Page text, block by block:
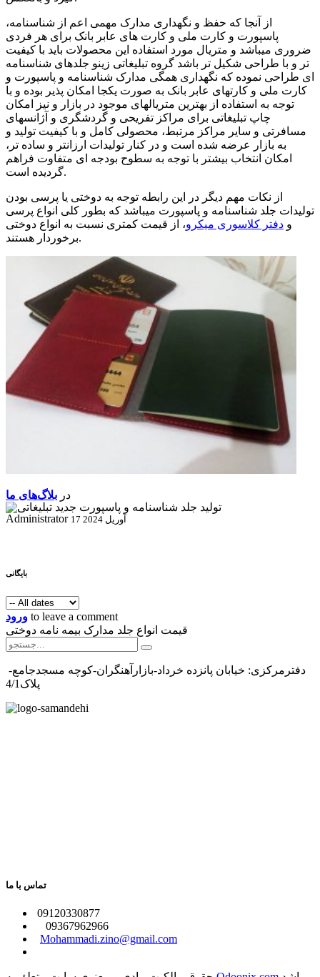
از آنجا که حفظ و نگهداری مدارک مهمی اعم از شناسنامه،
پاسپورت و کارت ملی و کارت های عابر بانک برای هر فردی
ضروری میباشد و متریال مورد استفاده این محصولات باید با کیفیت
تر و با طراحی شکیل تر باشد گروه تبلیغاتی زینو جلدهای شناسنامه
ای طراحی نموده که نگهداری همگی مدارک شناسنامه و پاسپورت و
کارت ملی و کارتهای عابر بانک به صورت یکجا امکان پذیر بوده و با
توجه به استفاده از بهترین متریالهای موجود در بازار و نیز امکان
چاپ تبلیغاتی برای مراکز تفریحی و گردشگری و آژانسهای
مسافرتی و سایر مراکز مرتبط، محصولی کامل و با کیفیت تولید و
به بازار عرضه شده است و در کنار تولیدات ارزانتر و ساده تر،
امکان انتخاب بیشتر با توجه به سطوح بودجه ای متفاوت فراهم
گردیده است.
از نکات مهم دیگر در این رابطه توجه به دوختی یا پرسی بودن
تولیدات جلد شناسنامه و پاسپورت میباشد که بطور کلی انواع پرسی
و دفتر کلاسوری میکرو، از قیمت کمتری نسبت به انواع دوختی
برخوردار هستند.
در بلاگ‌های ما
Administrator
17 آوریل 2024
بایگانی
ورود to leave a comment
قیمت انواع جلد مدارک بیمه نامه دوختی
پلاک4/1
تماس با ما
​09120330877
09367962966
Mohammadi.zino@gmail.com